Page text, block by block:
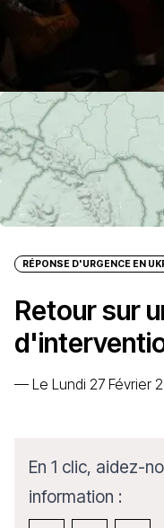
RÉPONSE D'URGENCE EN
Retour sur
— Le Lundi 27 Février
En 1 clic, aidez-
information :